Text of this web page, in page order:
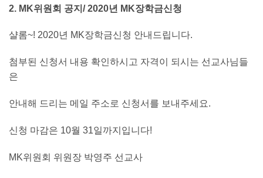
2. MK위원회 공지/ 2020년 MK장학금신청
샬롬~! 2020년 MK장학금신청 안내드립니다.
첨부된 신청서 내용 확인하시고 자격이 되시는 선교사님들
은
안내해 드리는 메일 주소로 신청서를 보내주세요.
신청 마감은 10월 31일까지입니다!
MK위원회 위원장 박영주 선교사